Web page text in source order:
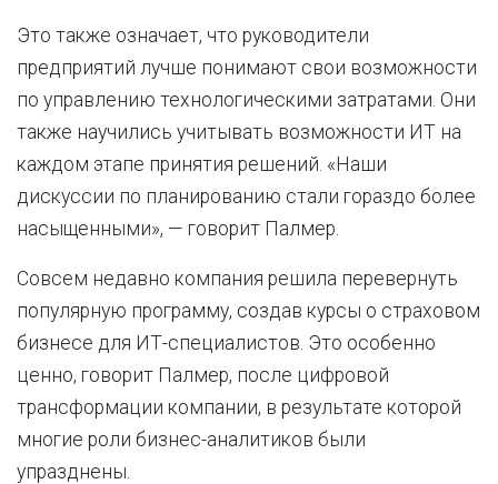
Это также означает, что руководители
предприятий лучше понимают свои возможности
по управлению технологическими затратами. Они
также научились учитывать возможности ИТ на
каждом этапе принятия решений. «Наши
дискуссии по планированию стали гораздо более
насыщенными», — говорит Палмер.
Совсем недавно компания решила перевернуть
популярную программу, создав курсы о страховом
бизнесе для ИТ-специалистов. Это особенно
ценно, говорит Палмер, после цифровой
трансформации компании, в результате которой
многие роли бизнес-аналитиков были
упразднены.